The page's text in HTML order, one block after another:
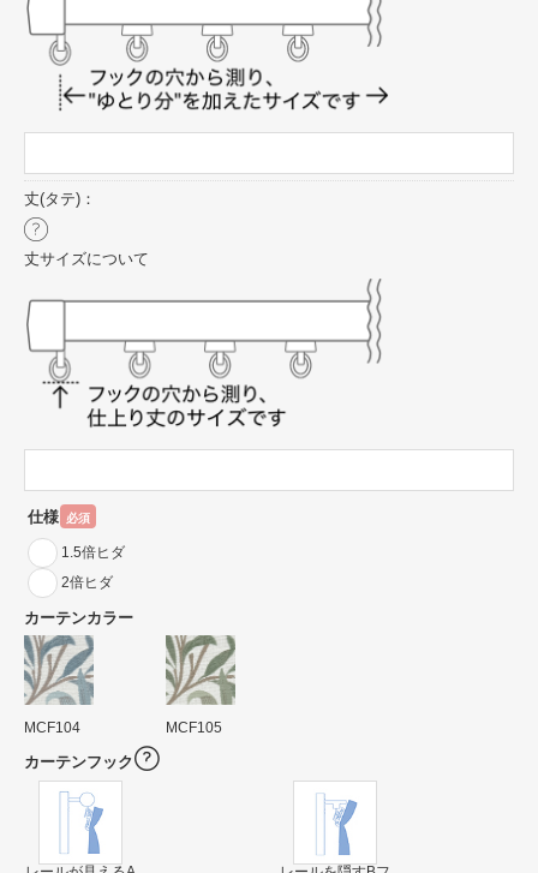
丈(タテ)：
丈サイズについて
仕様 必須
1.5倍ヒダ
2倍ヒダ
カーテンカラー
MCF104 MCF105
カーテンフック